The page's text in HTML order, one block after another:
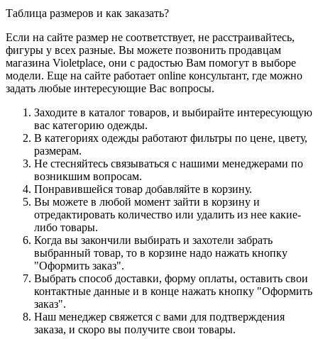
Таблица размеров и как заказать?
Если на сайте размер не соответствует, не расстраивайтесь,
фигуры у всех разные. Вы можете позвонить продавцам
магазина Violetplace, они с радостью Вам помогут в выборе
модели. Еще на сайте работает online консультант, где можно
задать любые интересующие Вас вопросы.
Заходите в каталог товаров, и выбирайте интересующую
вас категорию одежды.
В категориях одежды работают фильтры по цене, цвету,
размерам.
Не стесняйтесь связываться с нашими менеджерами по
возникшим вопросам.
Понравившейся товар добавляйте в корзину.
Вы можете в любой момент зайти в корзину и
отредактировать количество или удалить из нее какие-
либо товары.
Когда вы закончили выбирать и захотели забрать
выбранный товар, то в корзине надо нажать кнопку
"Оформить заказ".
Выбрать способ доставки, форму оплаты, оставить свои
контактные данные и в конце нажать кнопку "Оформить
заказ".
Наш менеджер свяжется с вами для подтверждения
заказа, и скоро вы получите свои товары.